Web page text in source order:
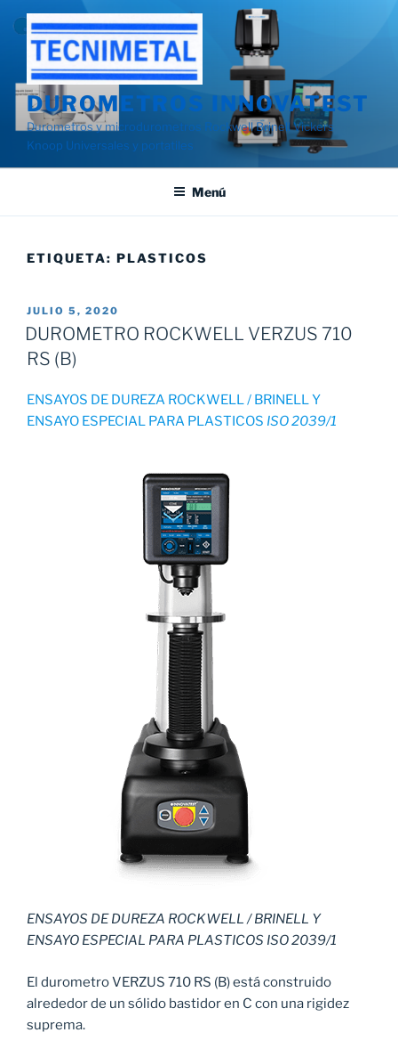
Saltar
contenido
DUROMETROS INNOVATEST
Durometros y microdurometros Rockwell Brinell Vickers
Knoop Universales y portatiles
Menú
ETIQUETA: PLASTICOS
PUBLICADO
EL
JULIO 5, 2020
DUROMETRO ROCKWELL VERZUS 710
RS (B)
ENSAYOS DE DUREZA ROCKWELL / BRINELL Y
ENSAYO ESPECIAL PARA PLASTICOS ISO 2039/1
ENSAYOS DE DUREZA ROCKWELL / BRINELL Y
ENSAYO ESPECIAL PARA PLASTICOS ISO 2039/1
El durometro VERZUS 710 RS (B) está construido
alrededor de un sólido bastidor en C con una rigidez
suprema.